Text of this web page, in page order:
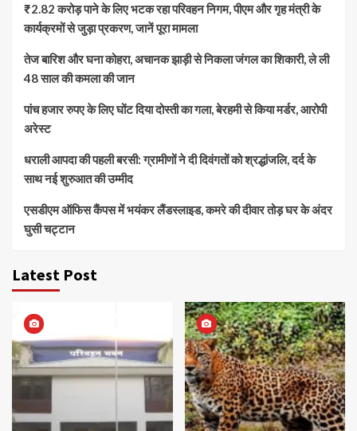
₹2.82 करोड़ पाने के लिए भटक रहा परिवहन निगम, पीएम और गृह मंत्री के
कार्यक्रमों से जुड़ा प्रकरण, जानें पूरा मामला
तेज बारिश और घना कोहरा, अचानक झाड़ी से निकला जंगल का शिकारी, ले ली
48 साल की कमला की जान
पांच हजार रुपए के लिए घोंट दिया दोस्ती का गला, बेरहमी से किया मर्डर, आरोपी
अरेस्ट
धराली आपदा की पहली बरसी: ग्रामीणों ने दी दिवंगतों को श्रद्धांजलि, दर्द के
साथ नई शुरुआत की उम्मीद
एसडीएम ऑफिस कैंपस में भयंकर लैंडस्लाइड, कमरे की दीवार तोड़ घर के अंदर
घुसी चट्टान
Latest Post